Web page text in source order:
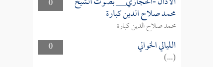
0
محمد صلاح الدين كبارة
محمد صلاح الدين كبارة
0
الليالي الخوالي
(...)